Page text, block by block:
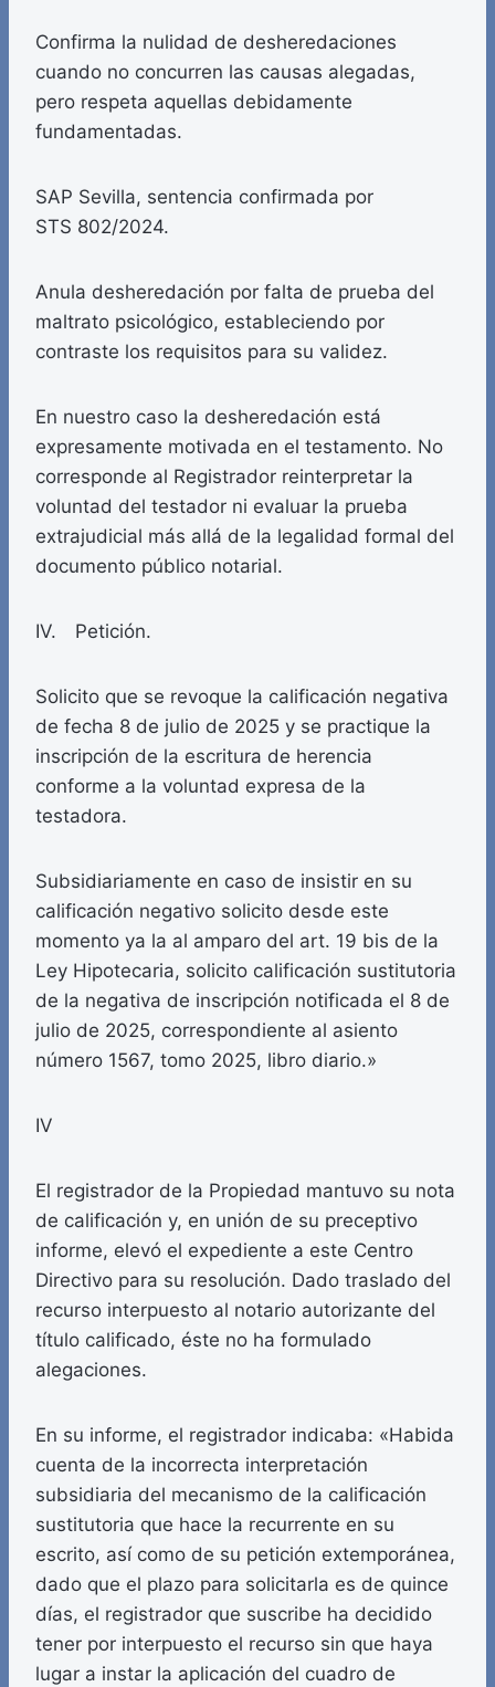
Confirma la nulidad de desheredaciones
cuando no concurren las causas alegadas,
pero respeta aquellas debidamente
fundamentadas.
SAP Sevilla, sentencia confirmada por
STS 802/2024.
Anula desheredación por falta de prueba del
maltrato psicológico, estableciendo por
contraste los requisitos para su validez.
En nuestro caso la desheredación está
expresamente motivada en el testamento. No
corresponde al Registrador reinterpretar la
voluntad del testador ni evaluar la prueba
extrajudicial más allá de la legalidad formal del
documento público notarial.
IV. Petición.
Solicito que se revoque la calificación negativa
de fecha 8 de julio de 2025 y se practique la
inscripción de la escritura de herencia
conforme a la voluntad expresa de la
testadora.
Subsidiariamente en caso de insistir en su
calificación negativo solicito desde este
momento ya la al amparo del art. 19 bis de la
Ley Hipotecaria, solicito calificación sustitutoria
de la negativa de inscripción notificada el 8 de
julio de 2025, correspondiente al asiento
número 1567, tomo 2025, libro diario.»
IV
El registrador de la Propiedad mantuvo su nota
de calificación y, en unión de su preceptivo
informe, elevó el expediente a este Centro
Directivo para su resolución. Dado traslado del
recurso interpuesto al notario autorizante del
título calificado, éste no ha formulado
alegaciones.
En su informe, el registrador indicaba: «Habida
cuenta de la incorrecta interpretación
subsidiaria del mecanismo de la calificación
sustitutoria que hace la recurrente en su
escrito, así como de su petición extemporánea,
dado que el plazo para solicitarla es de quince
días, el registrador que suscribe ha decidido
tener por interpuesto el recurso sin que haya
lugar a instar la aplicación del cuadro de